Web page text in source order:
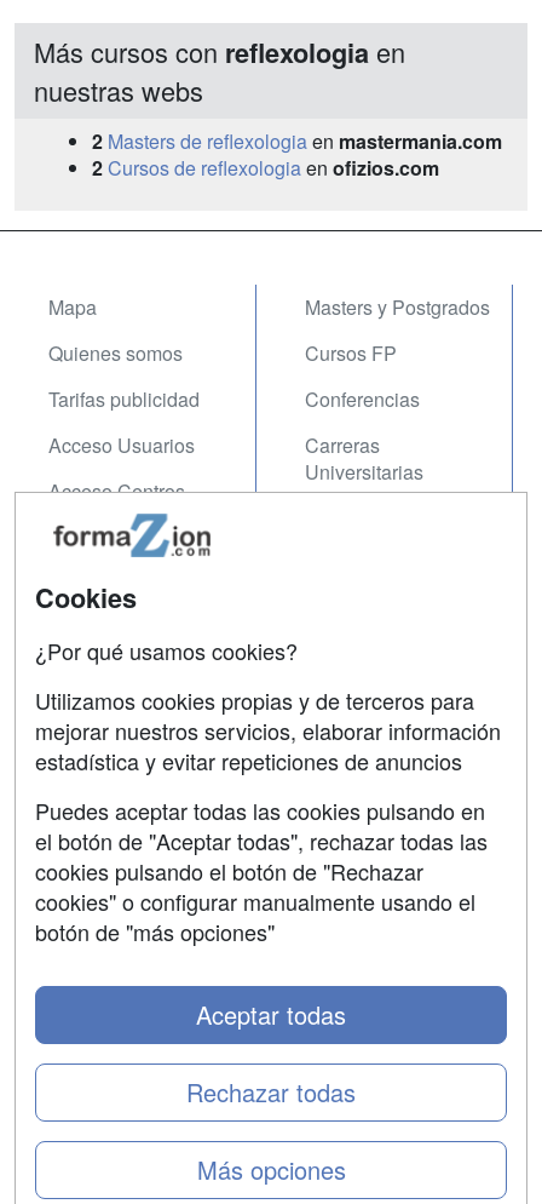
Más cursos con reflexologia en
nuestras webs
2 Masters de reflexologiaen mastermania.com
2Cursos de reflexologiaen ofizios.com
Mapa
Quienes somos
Tarifas publicidad
Acceso Usuarios
Acceso Centros
Masters y Postgrados
Cursos FP
Conferencias
Carreras
Universitarias
Contactar
Copyleft
Grupo formazion:
Copyright 2000-2026 Formazion Web, S.L. - Calle
Fermín Caballero, 62 - 28034 Madrid Tel: 91 533 70 78
Cookies
¿Por qué usamos cookies?
Utilizamos cookies propias y de terceros para
mejorar nuestros servicios, elaborar información
estadística y evitar repeticiones de anuncios
Puedes aceptar todas las cookies pulsando en
el botón de "Aceptar todas", rechazar todas las
cookies pulsando el botón de "Rechazar
cookies" o configurar manualmente usando el
botón de "más opciones"
Más opciones
Rechazar todas
Aceptar todas